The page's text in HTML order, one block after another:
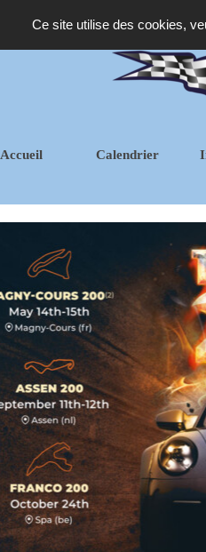
Ce site utilise des cookies,
Accueil Calendrier